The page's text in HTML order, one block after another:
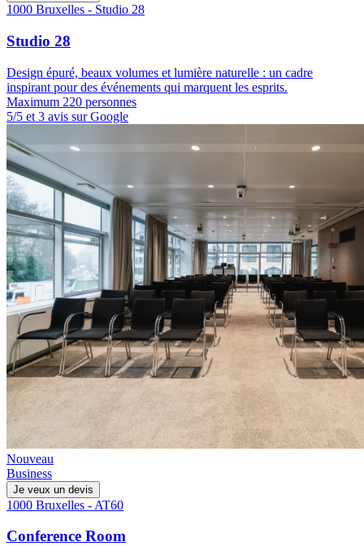
1000 Bruxelles - Studio 28
Studio 28
Design épuré, beaux volumes et lumière naturelle : un cadre
inspirant pour des événements qui marquent les esprits.
Maximum 220 personnes
5/5 et 3 avis sur Google
Nouveau
Business
Je veux un devis
1000 Bruxelles - AT60
Conference Room